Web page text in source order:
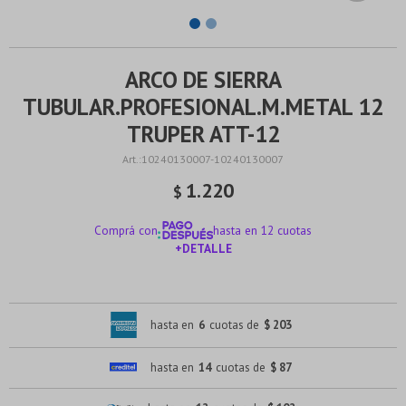
ARCO DE SIERRA
TUBULAR.PROFESIONAL.M.METAL 12
TRUPER ATT-12
10240130007-10240130007
$ 1.220
Comprá con
hasta en 12 cuotas
+DETALLE
hasta en 6 cuotas de $ 203
hasta en 14 cuotas de $ 87